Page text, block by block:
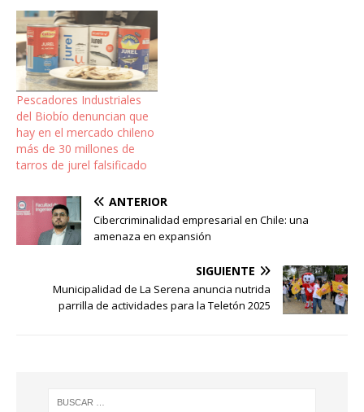
Pescadores Industriales
del Biobío denuncian que
hay en el mercado chileno
más de 30 millones de
tarros de jurel falsificado
ANTERIOR
Cibercriminalidad empresarial en Chile: una
amenaza en expansión
SIGUIENTE
Municipalidad de La Serena anuncia nutrida
parrilla de actividades para la Teletón 2025